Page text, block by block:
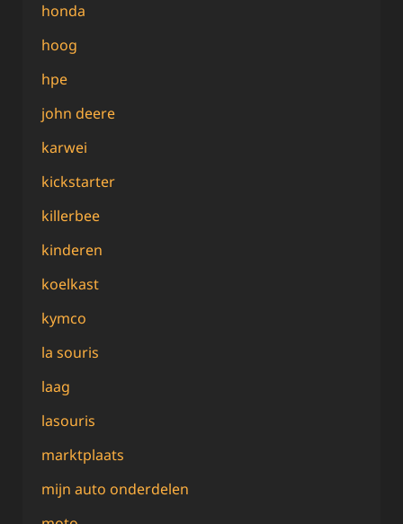
honda
hoog
hpe
john deere
karwei
kickstarter
killerbee
kinderen
koelkast
kymco
la souris
laag
lasouris
marktplaats
mijn auto onderdelen